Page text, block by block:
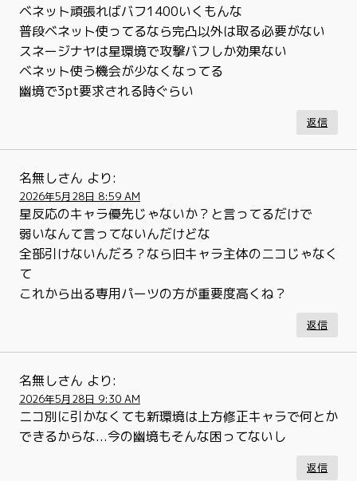
ベネット頑張ればバフ1400いくもんな
普段ベネット使ってるなら完凸以外は取る必要がない
スネージナヤは星環境で攻撃バフしか効果ない
ベネット使う機会が少なくなってる
幽境で3pt要求される時ぐらい
返信
名無しさん より:
2026年5月28日 8:59 AM
星反応のキャラ優先じゃないか？と言ってるだけで
弱いなんて言ってないんだけどな
全部引けないんだろ？なら旧キャラ主体のニコじゃなく
て
これから出る専用パーツの方が重要度高くね？
返信
名無しさん より:
2026年5月28日 9:30 AM
ニコ別に引かなくても新環境は上方修正キャラで何とか
できるからな...今の幽境もそんな困ってないし
返信